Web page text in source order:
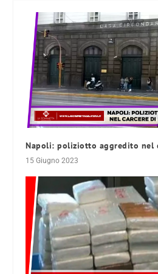
Napoli: poliziotto aggredito nel
15 Giugno 2023